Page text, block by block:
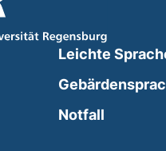
in a new window)
Leichte
Notfall